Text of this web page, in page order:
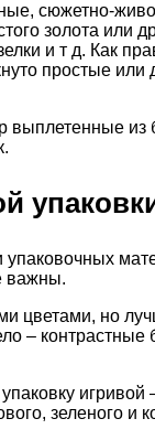
сюжетно-
золота или
и т д. Как
простые или
выплетенные из
упаковочных
важны.
цветами, но
– контрастные
игривой
зеленого и